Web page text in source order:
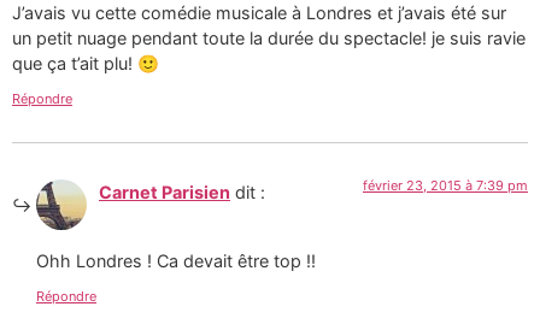
J’avais vu cette comédie musicale à Londres et j’avais été sur
un petit nuage pendant toute la durée du spectacle! je suis ravie
que ça t’ait plu! 🙂
Répondre
Carnet Parisien dit : février 23, 2015 à 7:39 pm
Ohh Londres ! Ca devait être top !!
Répondre